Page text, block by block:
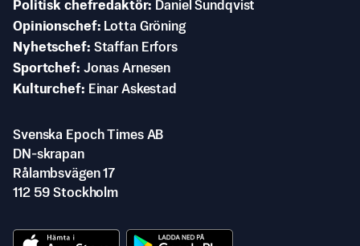
Politisk chefredaktör
Daniel Sundqvist
Opinionschef
Lotta Gröning
Nyhetschef Staffan Erfors
Sportchef Jonas Arnesen
Kulturchef
Einar Askestad
Svenska Epoch Times AB
DN-skrapan
Rålambsvägen 17
112 59 Stockholm